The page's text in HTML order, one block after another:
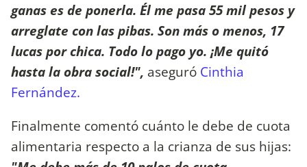
ganas es de ponerla. Él me pasa 55 mil pesos y
arreglate con las pibas. Son más o menos, 17
lucas por chica. Todo lo pago yo. ¡Me quitó
hasta la obra social!", aseguró Cinthia
Fernández.
Finalmente comentó cuánto le debe de cuota
alimentaria respecto a la crianza de sus hijas: